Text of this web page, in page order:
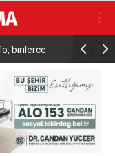
binlerce Sanatçı